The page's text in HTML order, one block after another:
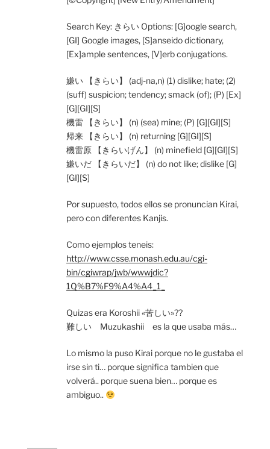
Search Key: きらい Options: [G]oogle search,
[GI] Google images, [S]anseido dictionary,
[Ex]ample sentences, [V]erb conjugations.
嫌い 【きらい】 (adj-na,n) (1) dislike; hate; (2)
(suff) suspicion; tendency; smack (of); (P) [Ex]
[G][GI][S]
機雷 【きらい】 (n) (sea) mine; (P) [G][GI][S]
帰来 【きらい】 (n) returning [G][GI][S]
機雷原 【きらいげん】 (n) minefield [G][GI][S]
嫌いだ 【きらいだ】 (n) do not like; dislike [G]
[GI][S]
Por supuesto, todos ellos se pronuncian Kirai,
pero con diferentes Kanjis.
Como ejemplos teneis:
http://www.csse.monash.edu.au/cgi-
bin/cgiwrap/jwb/wwwjdic?
1Q%B7%F9%A4%A4_1_
Quizas era Koroshii «苦しい»??
難しい Muzukashii es la que usaba más…
Lo mismo la puso Kirai porque no le gustaba el
irse sin ti… porque significa tambien que
volverá.. porque suena bien… porque es
ambiguo..